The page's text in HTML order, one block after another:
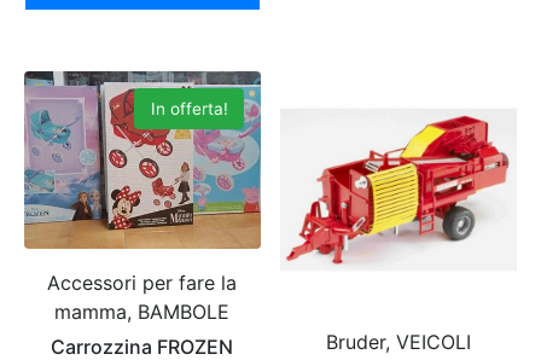
In offerta!
Accessori per fare la
mamma, BAMBOLE
Carrozzina FROZEN
Bruder, VEICOLI